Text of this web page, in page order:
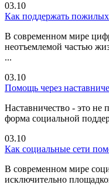
03.10
Как поддержать
В современном мире
неотъемлемой частью
...
03.10
Помощь через
Наставничество - это не
форма социальной
03.10
Как социальные сети
В современном мире
исключительно